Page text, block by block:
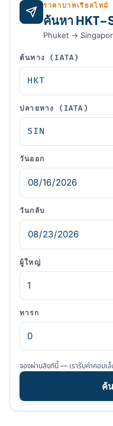
ราคาบาทเรียลไท
ค้นหา
Phuket →
ต้นทาง (IATA)
ปลายทาง (IATA)
วันออก
วันกลับ
ผู้ใหญ่
ทารก
จองผ่านลิงก์นี้ — เรารับค่าคอมเ
ค้